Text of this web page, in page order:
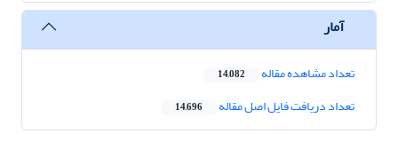
آمار
تعداد مشاهده مقاله 14,082
تعداد دریافت فایل اصل مقاله 14,696